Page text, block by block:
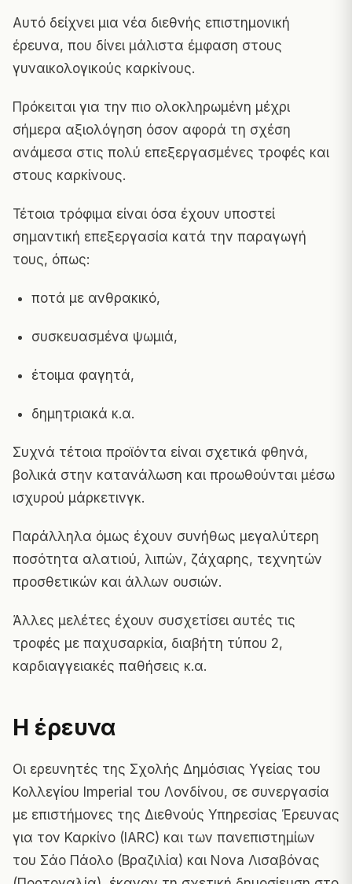
Αυτό δείχνει μια νέα διεθνής επιστημονική
έρευνα, που δίνει μάλιστα έμφαση στους
γυναικολογικούς καρκίνους.
Πρόκειται για την πιο ολοκληρωμένη μέχρι
σήμερα αξιολόγηση όσον αφορά τη σχέση
ανάμεσα στις πολύ επεξεργασμένες τροφές και
στους καρκίνους.
Τέτοια τρόφιμα είναι όσα έχουν υποστεί
σημαντική επεξεργασία κατά την παραγωγή
τους, όπως:
ποτά με ανθρακικό,
συσκευασμένα ψωμιά,
έτοιμα φαγητά,
δημητριακά κ.α.
Συχνά τέτοια προϊόντα είναι σχετικά φθηνά,
βολικά στην κατανάλωση και προωθούνται μέσω
ισχυρού μάρκετινγκ.
Παράλληλα όμως έχουν συνήθως μεγαλύτερη
ποσότητα αλατιού, λιπών, ζάχαρης, τεχνητών
προσθετικών και άλλων ουσιών.
Άλλες μελέτες έχουν συσχετίσει αυτές τις
τροφές με παχυσαρκία, διαβήτη τύπου 2,
καρδιαγγειακές παθήσεις κ.α.
Η έρευνα
Οι ερευνητές της Σχολής Δημόσιας Υγείας του
Κολλεγίου Imperial του Λονδίνου, σε συνεργασία
με επιστήμονες της Διεθνούς Υπηρεσίας Έρευνας
για τον Καρκίνο (IARC) και των πανεπιστημίων
του Σάο Πάολο (Βραζιλία) και Nova Λισαβόνας